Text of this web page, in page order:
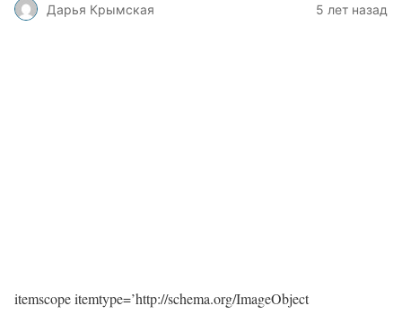
Дарья Крымская 5 лет назад
itemscope itemtype=’http://schema.org/ImageObject